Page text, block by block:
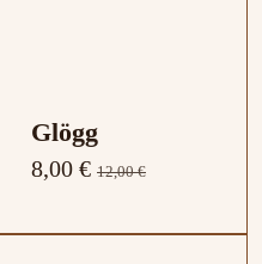
Glögg
8,00 € 12,00 €